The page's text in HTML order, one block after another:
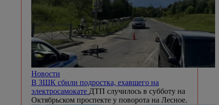
Новости
В ЗШК сбили подростка, ехавшего на
электросамокате ДТП случилось в субботу на
Октябрьском проспекте у поворота на Лесное.